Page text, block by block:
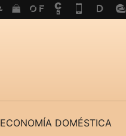
ECONOMÍA DOMÉSTICA